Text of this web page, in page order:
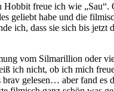
Hobbit freue ich wie „Sau“.
geliebt habe und die
ich, dass sie sich bis jetzt
vom Silmarillion oder
ich nicht, ob ich mich
brav gelesen… aber fand es